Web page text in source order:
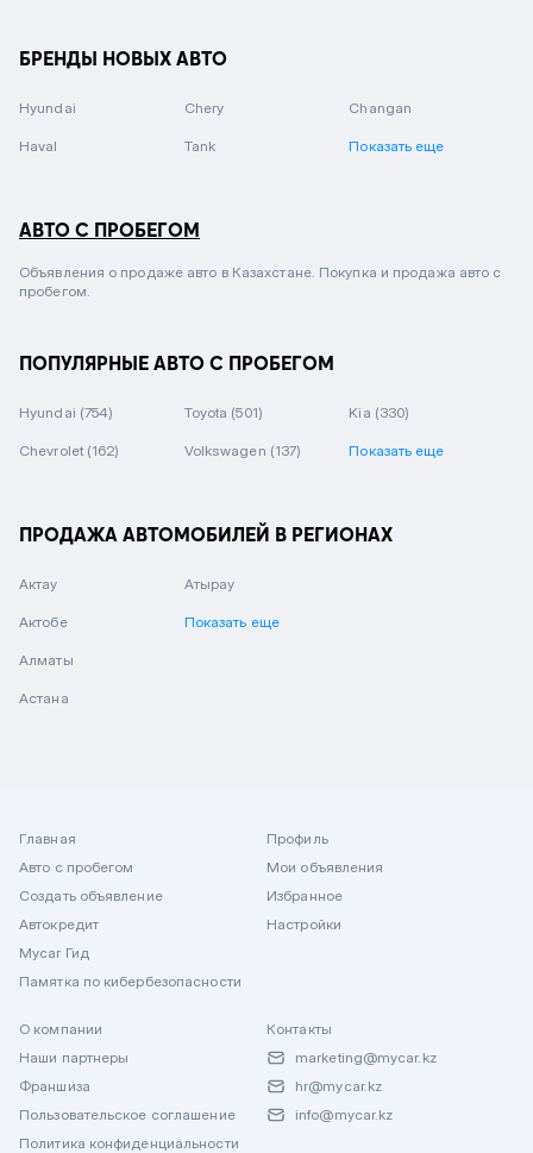
БРЕНДЫ НОВЫХ АВТО
Hyundai Chery Changan
Haval Tank Показать еще
АВТО С ПРОБЕГОМ
Объявления о продаже авто в Казахстане. Покупка и продажа авто с
пробегом.
ПОПУЛЯРНЫЕ АВТО С ПРОБЕГОМ
Hyundai (754) Toyota (501) Kia (330)
Chevrolet (162) Volkswagen (137) Показать еще
ПРОДАЖА АВТОМОБИЛЕЙ В РЕГИОНАХ
Актау
Актобе
Алматы
Астана
Атырау
Показать еще
Главная
Авто с пробегом
Создать объявление
Автокредит
Mycar Гид
Памятка по кибербезопасности
Профиль
Мои объявления
Избранное
Настройки
О компании
Наши партнеры
Франшиза
Пользовательское соглашение
Политика конфиденциальности
Контакты
marketing@mycar.kz
hr@mycar.kz
info@mycar.kz